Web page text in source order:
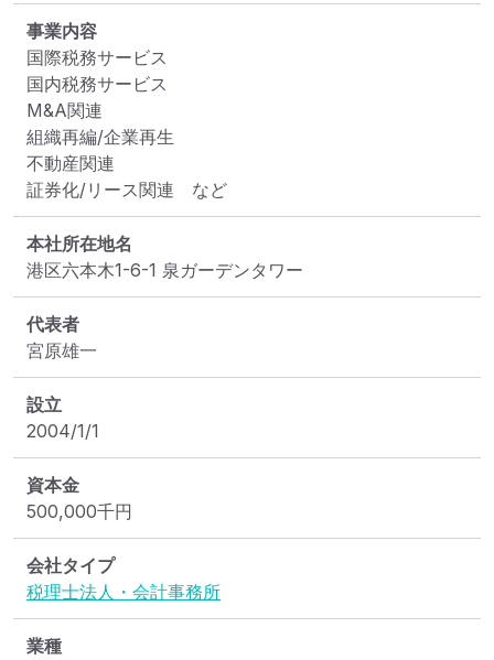
事業内容
国際税務サービス
国内税務サービス
M&A関連
組織再編/企業再生
不動産関連
証券化/リース関連　など
本社所在地名
港区六本木1-6-1 泉ガーデンタワー
代表者
宮原雄一
設立
2004/1/1
資本金
500,000千円
会社タイプ
税理士法人・会計事務所
業種